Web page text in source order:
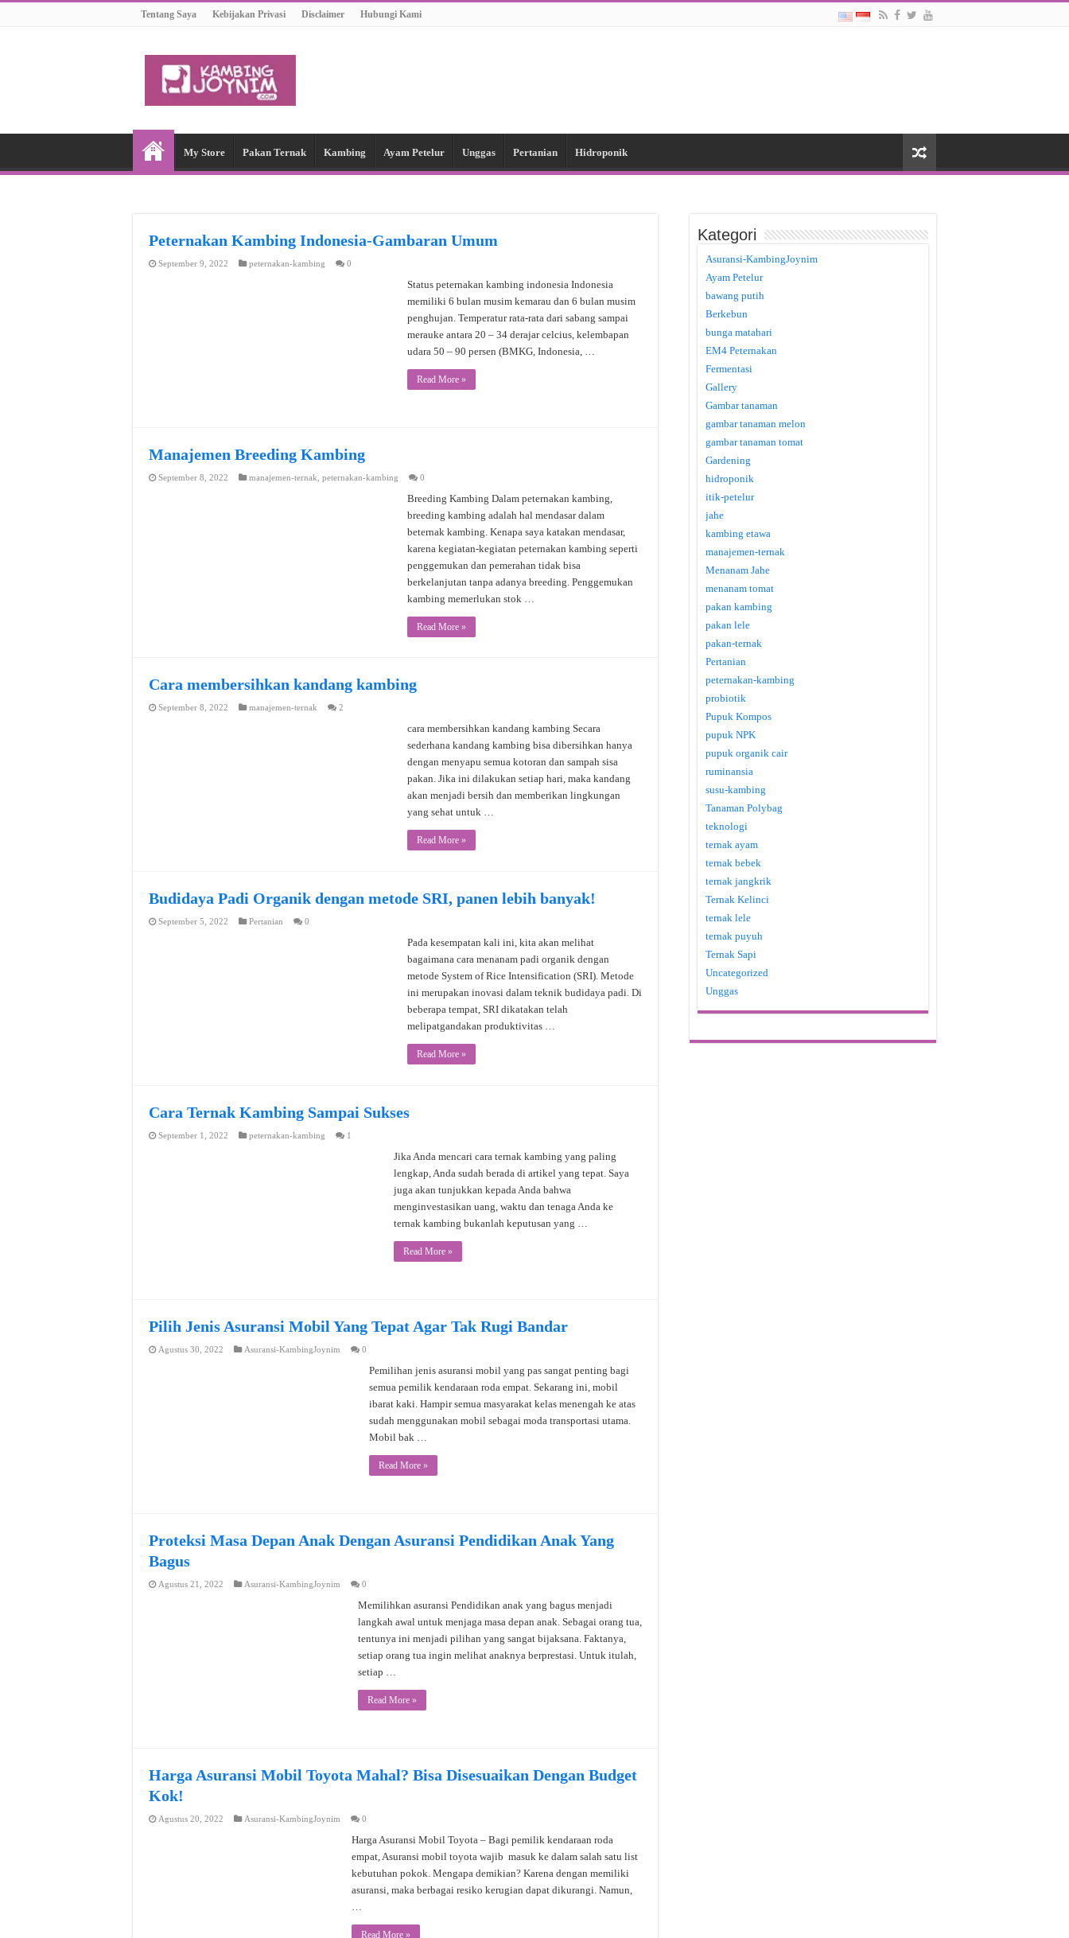
Tentang Saya Kebijakan Privasi Disclaimer Hubungi Kami
My Store Pakan Ternak Kambing Ayam Petelur Unggas Pertanian Hidroponik
Peternakan Kambing Indonesia-Gambaran Umum
September 9, 2022 peternakan-kambing 0
Status peternakan kambing indonesia Indonesia
memiliki 6 bulan musim kemarau dan 6 bulan musim
penghujan. Temperatur rata-rata dari sabang sampai
merauke antara 20 – 34 derajar celcius, kelembapan
udara 50 – 90 persen (BMKG, Indonesia, …
Read More »
Manajemen Breeding Kambing
September 8, 2022 manajemen-ternak peternakan-kambing 0
Breeding Kambing Dalam peternakan kambing,
breeding kambing adalah hal mendasar dalam
beternak kambing. Kenapa saya katakan mendasar,
karena kegiatan-kegiatan peternakan kambing seperti
penggemukan dan pemerahan tidak bisa
berkelanjutan tanpa adanya breeding. Penggemukan
kambing memerlukan stok …
Read More »
Cara membersihkan kandang kambing
September 8, 2022 manajemen-ternak 2
cara membersihkan kandang kambing Secara
sederhana kandang kambing bisa dibersihkan hanya
dengan menyapu semua kotoran dan sampah sisa
pakan. Jika ini dilakukan setiap hari, maka kandang
akan menjadi bersih dan memberikan lingkungan
yang sehat untuk …
Read More »
Budidaya Padi Organik dengan metode SRI, panen lebih banyak!
September 5, 2022 Pertanian 0
Pada kesempatan kali ini, kita akan melihat
bagaimana cara menanam padi organik dengan
metode System of Rice Intensification (SRI). Metode
ini merupakan inovasi dalam teknik budidaya padi. Di
beberapa tempat, SRI dikatakan telah
melipatgandakan produktivitas …
Read More »
Cara Ternak Kambing Sampai Sukses
September 1, 2022 peternakan-kambing 1
Jika Anda mencari cara ternak kambing yang paling
lengkap, Anda sudah berada di artikel yang tepat. Saya
juga akan tunjukkan kepada Anda bahwa
menginvestasikan uang, waktu dan tenaga Anda ke
ternak kambing bukanlah keputusan yang …
Read More »
Pilih Jenis Asuransi Mobil Yang Tepat Agar Tak Rugi Bandar
Agustus 30, 2022 Asuransi-KambingJoynim 0
Pemilihan jenis asuransi mobil yang pas sangat penting bagi
semua pemilik kendaraan roda empat. Sekarang ini, mobil
ibarat kaki. Hampir semua masyarakat kelas menengah ke atas
sudah menggunakan mobil sebagai moda transportasi utama.
Mobil bak …
Read More »
Proteksi Masa Depan Anak Dengan Asuransi Pendidikan Anak Yang
Bagus
Agustus 21, 2022 Asuransi-KambingJoynim 0
Memilihkan asuransi Pendidikan anak yang bagus menjadi
langkah awal untuk menjaga masa depan anak. Sebagai orang tua,
tentunya ini menjadi pilihan yang sangat bijaksana. Faktanya,
setiap orang tua ingin melihat anaknya berprestasi. Untuk itulah,
setiap …
Read More »
Harga Asuransi Mobil Toyota Mahal? Bisa Disesuaikan Dengan Budget
Kok!
Agustus 20, 2022 Asuransi-KambingJoynim 0
Harga Asuransi Mobil Toyota – Bagi pemilik kendaraan roda
empat, Asuransi mobil toyota wajib masuk ke dalam salah satu list
kebutuhan pokok. Mengapa demikian? Karena dengan memiliki
asuransi, maka berbagai resiko kerugian dapat dikurangi. Namun,
…
Read More »
Kategori
Asuransi-KambingJoynim
Ayam Petelur
bawang putih
Berkebun
bunga matahari
EM4 Peternakan
Fermentasi
Gallery
Gambar tanaman
gambar tanaman melon
gambar tanaman tomat
Gardening
hidroponik
itik-petelur
jahe
kambing etawa
manajemen-ternak
Menanam Jahe
menanam tomat
pakan kambing
pakan lele
pakan-ternak
Pertanian
peternakan-kambing
probiotik
Pupuk Kompos
pupuk NPK
pupuk organik cair
ruminansia
susu-kambing
Tanaman Polybag
teknologi
ternak ayam
ternak bebek
ternak jangkrik
Ternak Kelinci
ternak lele
ternak puyuh
Ternak Sapi
Uncategorized
Unggas